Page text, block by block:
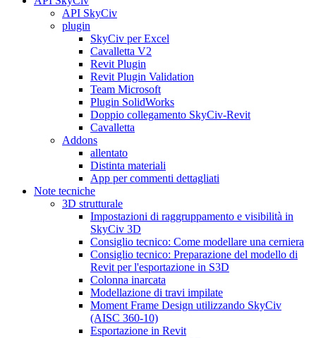
API SkyCiv
plugin
SkyCiv per Excel
Cavalletta V2
Revit Plugin
Revit Plugin Validation
Team Microsoft
Plugin SolidWorks
Doppio collegamento SkyCiv-Revit
Cavalletta
Addons
allentato
Distinta materiali
App per commenti dettagliati
Note tecniche
3D strutturale
Impostazioni di raggruppamento e visibilità in
SkyCiv 3D
Consiglio tecnico: Come modellare una cerniera
Consiglio tecnico: Preparazione del modello di
Revit per l'esportazione in S3D
Colonna inarcata
Modellazione di travi impilate
Moment Frame Design utilizzando SkyCiv
(AISC 360-10)
Esportazione in Revit